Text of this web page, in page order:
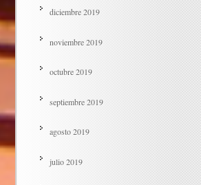
diciembre 2019
noviembre 2019
octubre 2019
septiembre 2019
agosto 2019
julio 2019